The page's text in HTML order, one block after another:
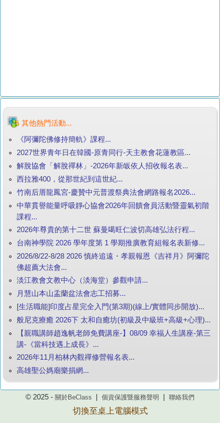
其他熱門活動...
《阿彌陀佛修持簡軌》課程...
2027世界青年日在韓國-原青同行-天主教會花蓮教區...
解脫協會「解脫禪林」-2026年新皈依人招收報名表...
西拉雅400，從那世紀到這世紀...
竹南后厝龍鳳宮-慶贊中元普渡祭典法會網路報名2026...
中華貫譽能量呼吸靜心協會2026年回饋會員活動暨靈氣初階
課程...
2026年尊貴的第十二世 蘇曼噶旺仁波切高雄弘法行程...
台南神學院 2026 學年度第 1 學期推廣教育組報名表新修...
2026/8/22-8/28 2026 慎終追遠・孝親報恩《吉祥月》阿彌陀
佛超薦大法會...
淡江教會文教中心（淡海堂）參觀申請...
月慧山本山盂蘭盆法會志工招募...
[生活職能]印度占星完全入門(第3期)(線上/實體同步開放)...
般尼克療癒 2026下 太和自癒坊(初級及中級班+高級+心理)...
【親職講師趙逸帆老師免費講座-】08/09 幸福人生講座-第三
講-《當科技遇上成長》...
2026年11月柏林內觀禪修營報名表...
高雄聖公媽廟樂捐網...
© 2025 - 關於BeClass 個資保護暨服務聲明 聯絡我們
切換至桌上電腦模式